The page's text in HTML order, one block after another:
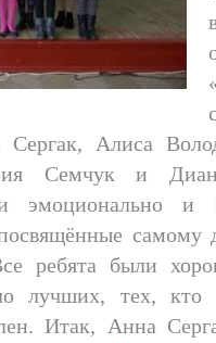
Сергак, Алиса
Семчук и
эмоционально и
самому
ребята были
лучших, тех, кто
Итак, Анна